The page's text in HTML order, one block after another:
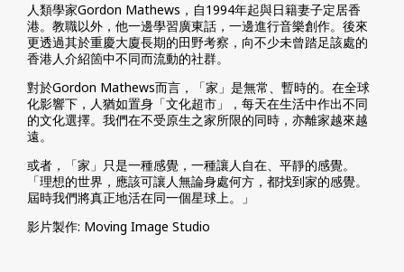
人類學家Gordon Mathews，自1994年起與日籍妻子定居香
港。教職以外，他一邊學習廣東話，一邊進行音樂創作。後來
更透過其於重慶大廈長期的田野考察，向不少未曾踏足該處的
香港人介紹箇中不同而流動的社群。
對於Gordon Mathews而言，「家」是無常、暫時的。在全球
化影響下，人猶如置身「文化超市」，每天在生活中作出不同
的文化選擇。我們在不受原生之家所限的同時，亦離家越來越
遠。
或者，「家」只是一種感覺，一種讓人自在、平靜的感覺。
「理想的世界，應該可讓人無論身處何方，都找到家的感覺。
屆時我們將真正地活在同一個星球上。」
影片製作: Moving Image Studio